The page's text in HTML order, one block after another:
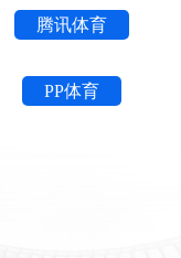
腾讯体育
PP体育